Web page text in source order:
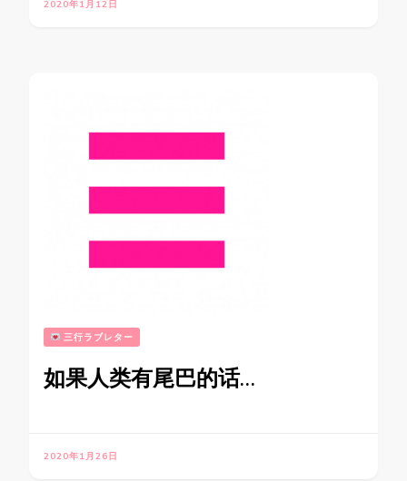
2020年1月12日
三行ラブレター
如果人类有尾巴的话…
2020年1月26日